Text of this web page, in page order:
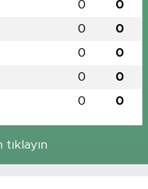
0 0
0 0
0 0
0 0
0 0